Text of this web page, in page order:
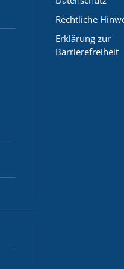
Rechtliche
Erklärung zur
Barrierefreiheit